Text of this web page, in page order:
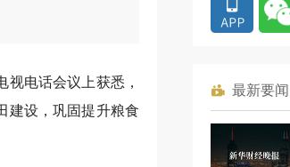
视电话会议上获悉，
建设，巩固提升粮食
最新要闻